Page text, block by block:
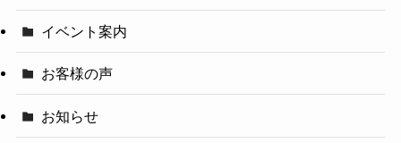
イベント案内
お客様の声
お知らせ